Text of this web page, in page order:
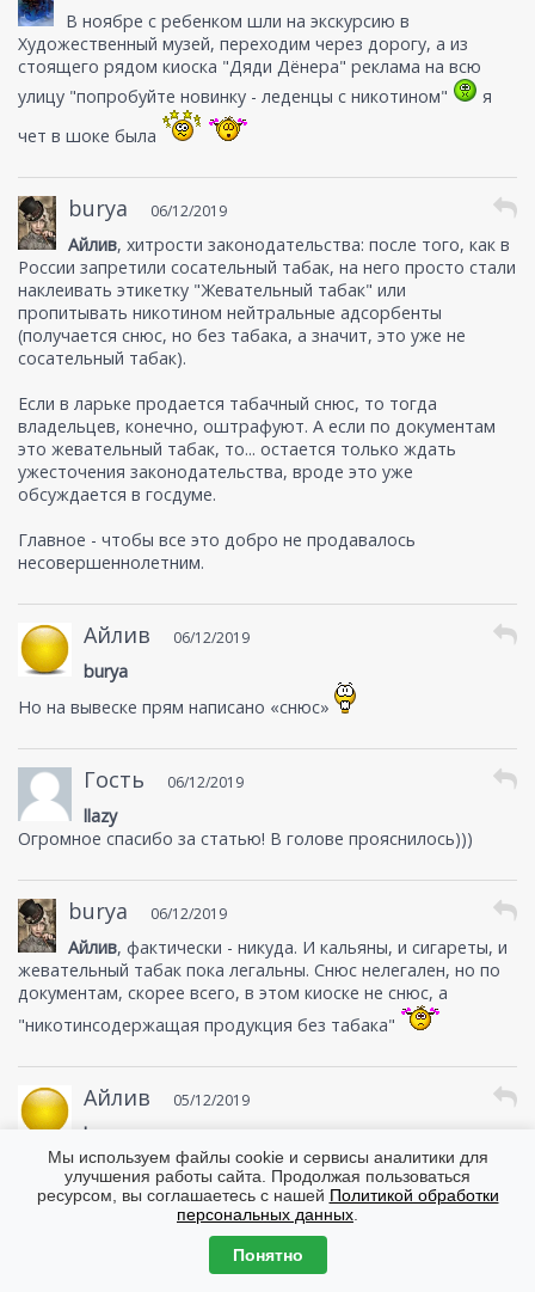
В ноябре с ребенком шли на экскурсию в
Художественный музей, переходим через дорогу, а из
стоящего рядом киоска "Дяди Дёнера" реклама на всю
улицу "попробуйте новинку - леденцы с никотином"
я
чет в шоке была
burya 06/12/2019
Айлив, хитрости законодательства: после того, как в
России запретили сосательный табак, на него просто стали
наклеивать этикетку "Жевательный табак" или
пропитывать никотином нейтральные адсорбенты
(получается снюс, но без табака, а значит, это уже не
сосательный табак).
Если в ларьке продается табачный снюс, то тогда
владельцев, конечно, оштрафуют. А если по документам
это жевательный табак, то... остается только ждать
ужесточения законодательства, вроде это уже
обсуждается в госдуме.
Главное - чтобы все это добро не продавалось
несовершеннолетним.
Айлив 06/12/2019
burya
Но на вывеске прям написано «снюс»
Гость 06/12/2019
llazy
Огромное спасибо за статью! В голове прояснилось)))
burya 06/12/2019
Айлив, фактически - никуда. И кальяны, и сигареты, и
жевательный табак пока легальны. Снюс нелегален, но по
документам, скорее всего, в этом киоске не снюс, а
"никотинсодержащая продукция без табака"
Айлив 05/12/2019
burya
Спасибо за статью.
Прикрепляю фото с сегодняшней нашей прогулки по
Студенческой. Где гуляет много студентов. Вот куда
позвонить/написать с жалобой???
Мы используем файлы cookie и сервисы аналитики для
улучшения работы сайта. Продолжая пользоваться
ресурсом, вы соглашаетесь с нашей Политикой обработки
персональных данных
Понятно